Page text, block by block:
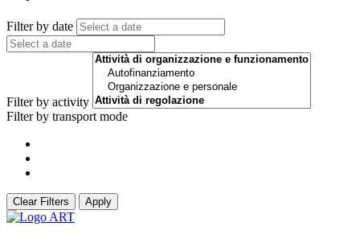
Filter by date
Filter by activity
Filter by transport mode
Clear Filters Apply